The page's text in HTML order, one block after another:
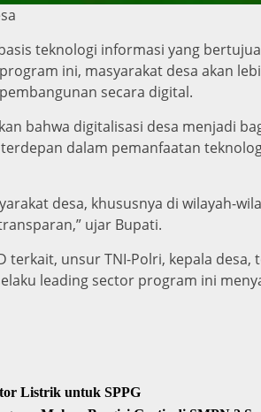
teknologi informasi yang
ini, masyarakat desa akan
secara digital.
bahwa digitalisasi desa menjadi
dalam pemanfaatan
desa, khususnya di wilayah-
ujar Bupati.
unsur TNI-Polri, kepala desa,
leading sector program ini
Listrik untuk SPPG